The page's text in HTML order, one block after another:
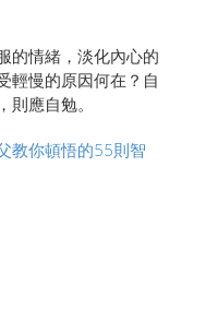
的情緒，淡化內心的
輕慢的原因何在？自
應自勉。
教你頓悟的55則智